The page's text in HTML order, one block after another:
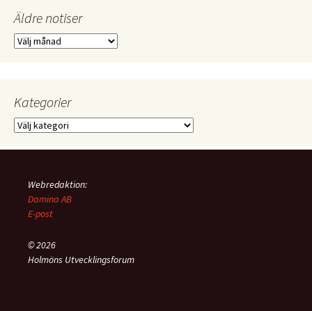
Äldre notiser
Äldre
Kategorier
Kategorier
Webredaktion:
Damina AB
E-post
© 2026
Holmöns Utvecklingsforum